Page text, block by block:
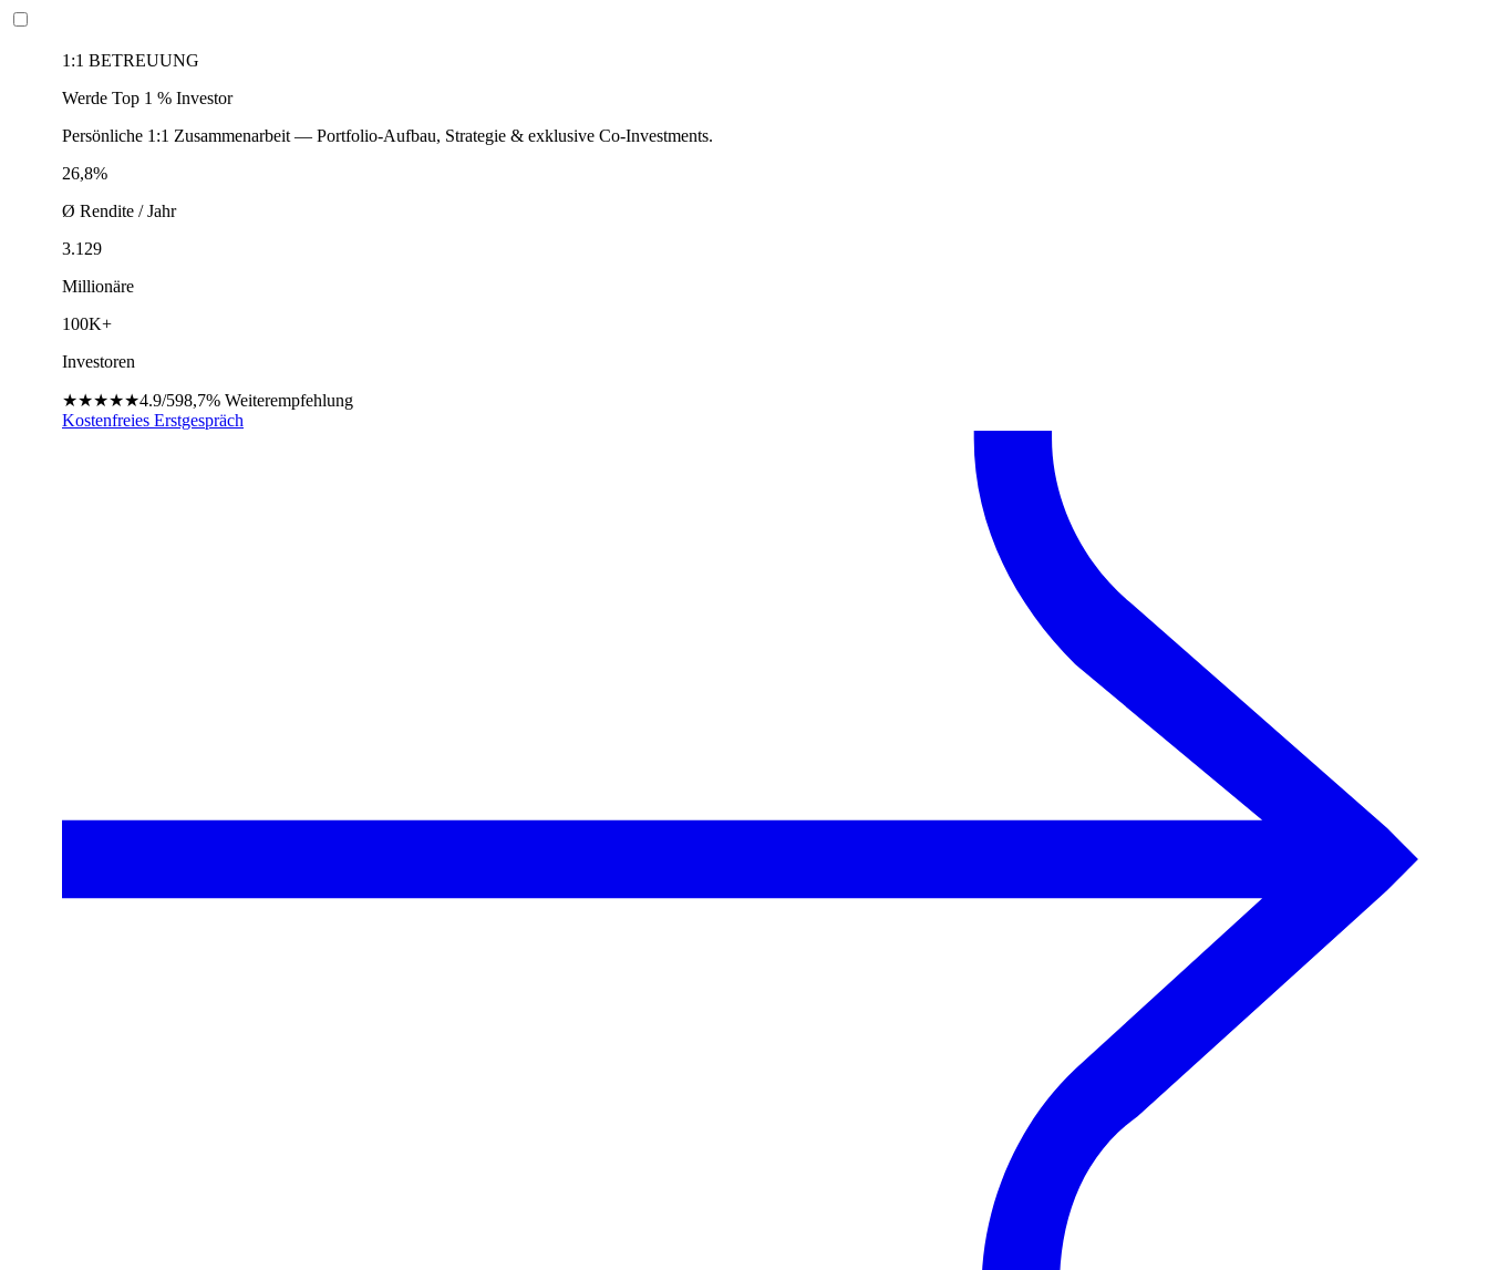
1:1 BETREUUNG
Werde Top 1 % Investor
Persönliche 1:1 Zusammenarbeit — Portfolio-Aufbau, Strategie & exklusive Co-Investments.
26,8%
Ø Rendite / Jahr
3.129
Millionäre
100K+
Investoren
★★★★★4.9/598,7% Weiterempfehlung
Kostenfreies Erstgespräch